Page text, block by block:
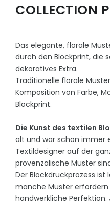
COLLECTION
Das elegante, florale
durch den Blockprint, die
dekoratives Extra.
Traditionelle florale
Komposition von Farbe,
Blockprint.
Die Kunst des textilen
alt und war schon immer
Textildesigner auf der
provenzalische Muster
Der Blockdruckprozess ist
manche Muster erfordern
handwerkliche Perfektion.